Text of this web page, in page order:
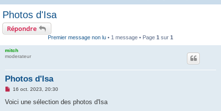
Photos d'Isa
Répondre
Premier message non lu • 1 message • Page 1 sur 1
mitch
moderateur
Photos d'Isa
M
s
16 oct. 2023, 20:30
Voici une sélection des photos d'Isa